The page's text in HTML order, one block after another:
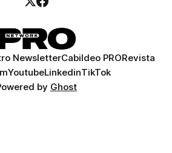
NewsletterCabildeo PRORevista
YoutubeLinkedinTikTok
by Ghost